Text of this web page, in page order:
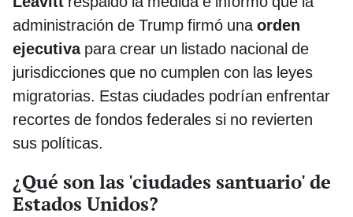
administración de Trump firmó unaorden
ejecutivapara crear un listado nacional de
jurisdicciones que no cumplen con las leyes
migratorias. Estas ciudades podrían enfrentar
recortes de fondos federales si no revierten
sus políticas.
¿Qué son las 'ciudades santuario' de
Estados Unidos?